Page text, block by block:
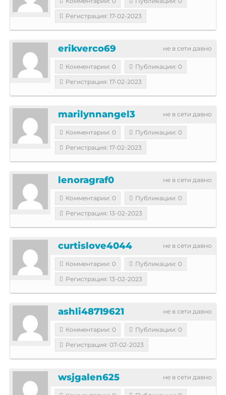
Регистрация: 17-02-2023
не в сети давно
erikverco69
Комментарии: 0
Публикации: 0
Регистрация: 17-02-2023
не в сети давно
marilynnangel3
Комментарии: 0
Публикации: 0
Регистрация: 17-02-2023
не в сети давно
lenoragraf0
Комментарии: 0
Публикации: 0
Регистрация: 13-02-2023
не в сети давно
curtislove4044
Комментарии: 0
Публикации: 0
Регистрация: 13-02-2023
не в сети давно
ashli48719621
Комментарии: 0
Публикации: 0
Регистрация: 07-02-2023
не в сети давно
wsjgalen625